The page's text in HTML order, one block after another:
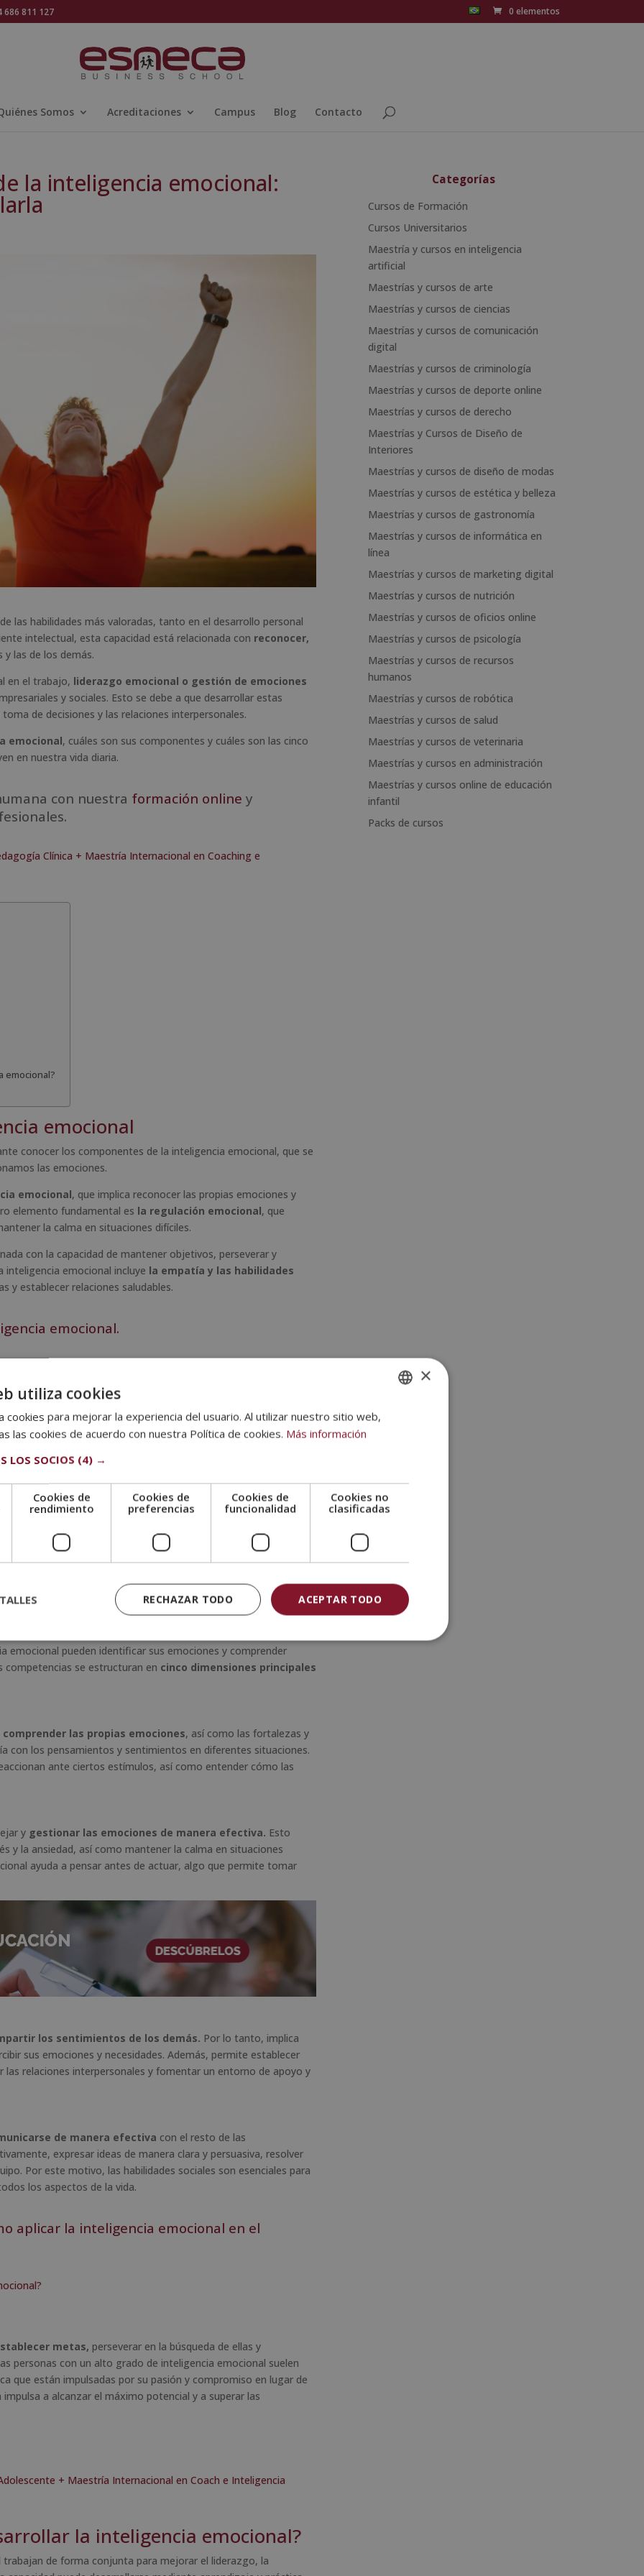
686 811 127 0 elementos
Somos Acreditaciones Campus Blog Contacto
la inteligencia emocional:
las habilidades más valoradas, tanto en el desarrollo personal
intelectual, esta capacidad está relacionada con reconocer,
y las de los demás.
en el trabajo, liderazgo emocional o gestión de emociones
y sociales. Esto se debe a que desarrollar estas
de decisiones y las relaciones interpersonales.
emocional, cuáles son sus componentes y cuáles son las cinco
en nuestra vida diaria.
con nuestra formación online y
Clínica + Maestría Internacional en Coaching e
emocional?
emocional
conocer los componentes de la inteligencia emocional, que se
las emociones.
emocional, que implica reconocer las propias emociones y
elemento fundamental es la regulación emocional, que
la calma en situaciones difíciles.
con la capacidad de mantener objetivos, perseverar y
emocional incluye la empatía y las habilidades
y establecer relaciones saludables.
emocional.
que pueden desarrollarse a lo largo de la vida. Entre las
y ajenas
en situaciones de presión o conflicto.
expresar sentimientos y escuchar activamente a los demás.
, basada en la empatía, la cooperación y el respeto.
personal como el rendimiento en ámbitos profesionales y
emocional
emocional pueden identificar sus emociones y comprender
competencias se estructuran en cinco dimensiones principales
comprender las propias emociones, así como las fortalezas y
con los pensamientos y sentimientos en diferentes situaciones.
ante ciertos estímulos, así como entender cómo las
y gestionar las emociones de manera efectiva. Esto
y la ansiedad, así como mantener la calma en situaciones
ayuda a pensar antes de actuar, algo que permite tomar
los sentimientos de los demás. Por lo tanto, implica
sus emociones y necesidades. Además, permite establecer
relaciones interpersonales y fomentar un entorno de apoyo y
de manera efectiva con el resto de las
expresar ideas de manera clara y persuasiva, resolver
Por este motivo, las habilidades sociales son esenciales para
los aspectos de la vida.
aplicar la inteligencia emocional en el
metas, perseverar en la búsqueda de ellas y
personas con un alto grado de inteligencia emocional suelen
que están impulsadas por su pasión y compromiso en lugar de
a alcanzar el máximo potencial y a superar las
+ Maestría Internacional en Coach e Inteligencia
la inteligencia emocional?
de forma conjunta para mejorar el liderazgo, la
Categorías
Cursos de Formación
Cursos Universitarios
Maestría y cursos en inteligencia
artificial
Maestrías y cursos de arte
Maestrías y cursos de ciencias
Maestrías y cursos de comunicación
digital
Maestrías y cursos de criminología
Maestrías y cursos de deporte online
Maestrías y cursos de derecho
Maestrías y Cursos de Diseño de
Interiores
Maestrías y cursos de diseño de modas
Maestrías y cursos de estética y belleza
Maestrías y cursos de gastronomía
Maestrías y cursos de informática en
línea
Maestrías y cursos de marketing digital
Maestrías y cursos de nutrición
Maestrías y cursos de oficios online
Maestrías y cursos de psicología
Maestrías y cursos de recursos
humanos
Maestrías y cursos de robótica
Maestrías y cursos de salud
Maestrías y cursos de veterinaria
Maestrías y cursos en administración
Maestrías y cursos online de educación
infantil
Packs de cursos
SPANISH
×
utiliza cookies
cookies para mejorar la experiencia del usuario. Al utilizar nuestro sitio web,
las cookies de acuerdo con nuestra Política de cookies. Más información
LOS SOCIOS (4) →
Cookies de
rendimiento
Cookies de
preferencias
Cookies de
funcionalidad
Cookies no
clasificadas
ACEPTAR TODO
RECHAZAR TODO